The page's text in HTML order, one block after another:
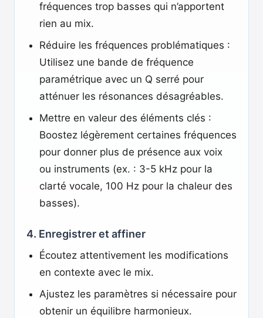
fréquences trop basses qui n’apportent
rien au mix.
Réduire les fréquences problématiques :
Utilisez une bande de fréquence
paramétrique avec un Q serré pour
atténuer les résonances désagréables.
Mettre en valeur des éléments clés :
Boostez légèrement certaines fréquences
pour donner plus de présence aux voix
ou instruments (ex. : 3-5 kHz pour la
clarté vocale, 100 Hz pour la chaleur des
basses).
4. Enregistrer et affiner
Écoutez attentivement les modifications
en contexte avec le mix.
Ajustez les paramètres si nécessaire pour
obtenir un équilibre harmonieux.